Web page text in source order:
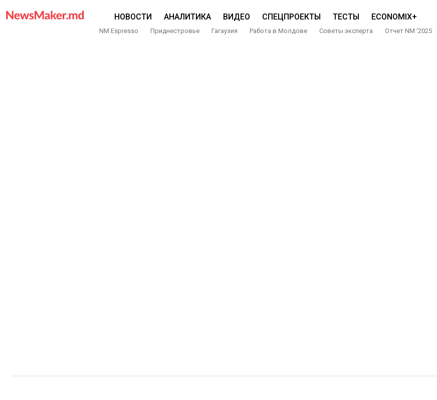
НОВОСТИ АНАЛИТИКА ВИДЕО СПЕЦПРОЕКТЫ ТЕСТЫ ECONOMIX+
NM Espresso Приднестровье Гагаузия Работа в Молдове Советы эксперта Отчет NM ‘2025